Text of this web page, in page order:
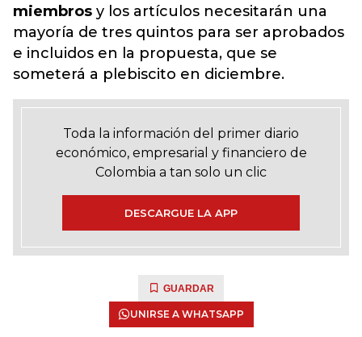
miembros y los artículos necesitarán una
mayoría de tres quintos para ser aprobados
e incluidos en la propuesta, que se
someterá a plebiscito en diciembre.
Toda la información del primer diario
económico, empresarial y financiero de
Colombia a tan solo un clic
DESCARGUE LA APP
GUARDAR
UNIRSE A WHATSAPP